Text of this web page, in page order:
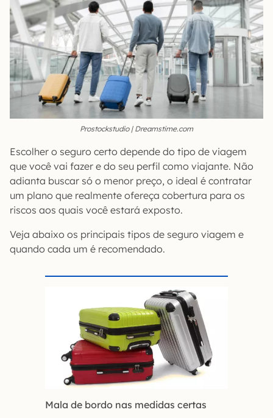
Prostockstudio | Dreamstime.com
Escolher o seguro certo depende do tipo de viagem
que você vai fazer e do seu perfil como viajante. Não
adianta buscar só o menor preço, o ideal é contratar
um plano que realmente ofereça cobertura para os
riscos aos quais você estará exposto.
Veja abaixo os principais tipos de seguro viagem e
quando cada um é recomendado.
Mala de bordo nas medidas certas